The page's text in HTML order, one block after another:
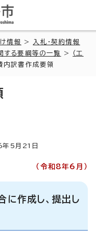
情報 >
入札・契約情報
する要綱等の一覧 >
（工
内訳書作成要領
年5月 21 日
（令和8年6月）
作成し、提出し